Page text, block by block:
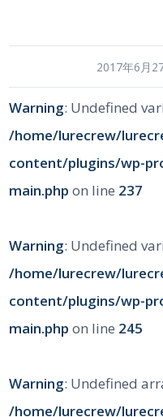
2017年6月
/
Warning: Undefined
/home/lurecrew/
content/plugins/wp-
main.php on line 237
Warning: Undefined
/home/lurecrew/
content/plugins/wp-
main.php on line 245
Warning: Undefined
/home/lurecrew/